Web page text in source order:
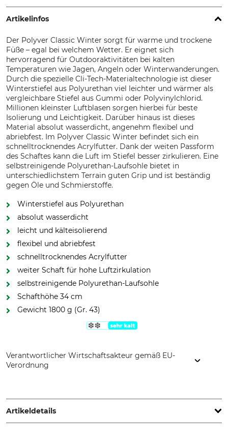
Artikelinfos
Der Polyver Classic Winter sorgt für warme und trockene
Füße – egal bei welchem Wetter. Er eignet sich
hervorragend für Outdooraktivitäten bei kalten
Temperaturen wie Jagen, Angeln oder Winterwanderungen.
Durch die spezielle Cli-Tech-Materialtechnologie ist dieser
Winterstiefel aus Polyurethan viel leichter und wärmer als
vergleichbare Stiefel aus Gummi oder Polyvinylchlorid.
Millionen kleinster Luftblasen sorgen hierbei für beste
Isolierung und Leichtigkeit. Darüber hinaus ist dieses
Material absolut wasserdicht, angenehm flexibel und
abriebfest. Im Polyver Classic Winter befindet sich ein
schnelltrocknendes Acrylfutter. Dank der weiten Passform
des Schaftes kann die Luft im Stiefel besser zirkulieren. Eine
selbstreinigende Polyurethan-Laufsohle bietet in
unterschiedlichstem Terrain guten Grip und ist beständig
gegen Öle und Schmierstoffe.
Winterstiefel aus Polyurethan
absolut wasserdicht
leicht und kälteisolierend
flexibel und abriebfest
schnelltrocknendes Acrylfutter
weiter Schaft für hohe Luftzirkulation
selbstreinigende Polyurethan-Laufsohle
Schafthöhe 34 cm
Gewicht 1800 g (Gr. 43)
Verantwortlicher Wirtschaftsakteur gemäß EU-
Verordnung
Sweden, www.polyversweden.com
Artikeldetails